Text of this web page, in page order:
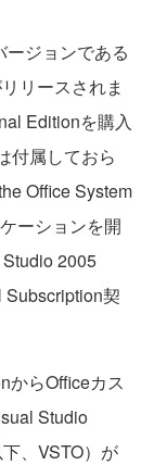
ジョンである
リースされま
Editionを購入
付属しておら
Office System
ーションを開
2005
Subscription契
からOfficeカス
Studio
、VSTO）が